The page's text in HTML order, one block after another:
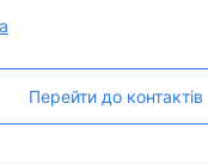
Перейти до контактів